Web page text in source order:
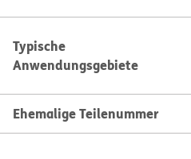
Typische
Anwendungsgebiete
Ehemalige Teilenummer